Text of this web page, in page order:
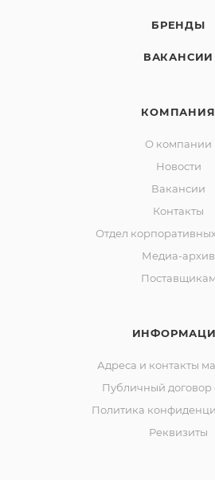
БРЕНДЫ
ВАКАНСИИ
КОМПАНИЯ
О компании
Новости
Вакансии
Контакты
Отдел
Медиа-архив
Поставщикам
Адреса и контакты
Публичный договор
Политика
Реквизиты